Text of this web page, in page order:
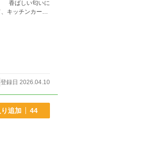
登録日 2026.04.10
追加 44